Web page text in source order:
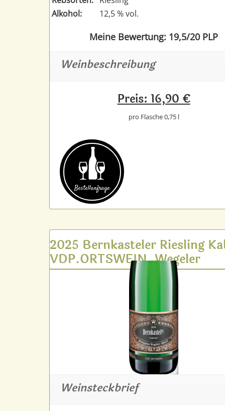
Alkohol:
12,5 % vol.
Meine Bewertung: 19,5/20 PLP
Weinbeschreibung
Preis: 16,90 €
pro Flasche 0,75 l
Bestell­anfrage
2025 Bernkasteler Riesling
VDP.ORTSWEIN, Wegeler
Weinsteckbrief